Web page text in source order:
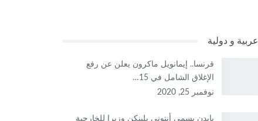
عربية و دولية
فرنسا.. إيمانويل ماكرون يعلن عن رفع
الإغلاق الشامل في 15…
نوفمبر 25, 2020
بايدن يسمي أنتوني بلينكن وزيرا للخارجية